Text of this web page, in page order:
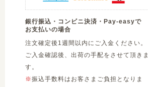
銀行振込・コンビニ決済・Pay-easyで
お支払いの場合
注文確定後1週間以内にご入金ください。
ご入金確認後、出荷の手配をさせて頂きま
す。
※振込手数料はお客さまご負担となりま